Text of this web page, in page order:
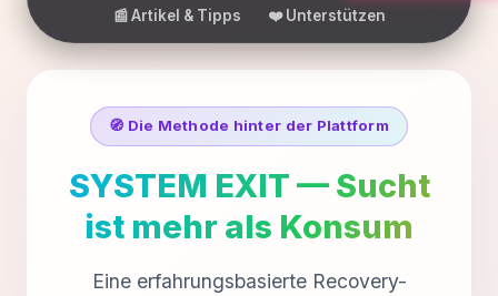
Betroffene
und
Angehörige
📰 Artikel & Tipps ❤️ Unterstützen
🧭 Die Methode hinter der Plattform
SYSTEM EXIT — Sucht
ist mehr als Konsum
Eine erfahrungsbasierte Recovery-